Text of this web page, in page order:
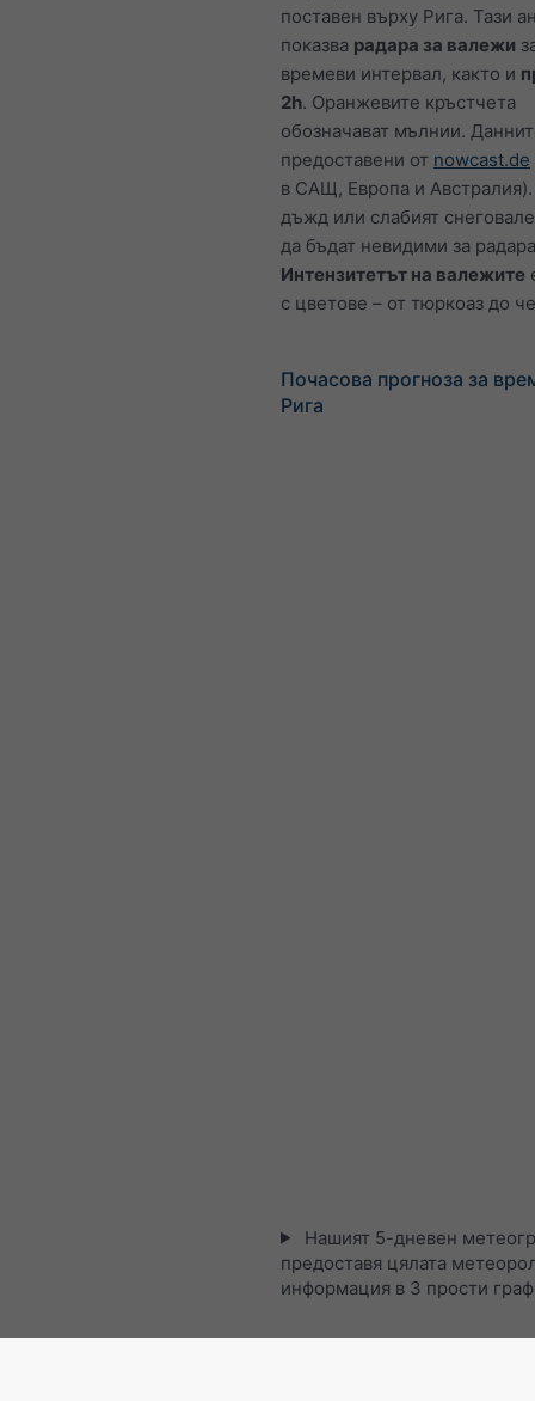
поставен върху Рига. Тази
показва радара за валежи
времеви интервал, както и
2h. Оранжевите кръстчета
обозначават мълнии.
предоставени от nowcast.de
в САЩ, Европа и
дъжд или слабият
да бъдат невидими за
Интензитетът на валежите
с цветове – от тюркоаз до
Почасова прогноза за
Рига
Нашият 5-дневен
предоставя цялата
информация в 3 прости